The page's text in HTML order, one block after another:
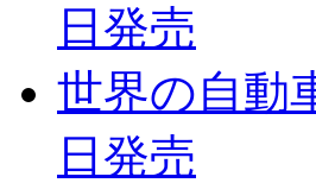
日発売
世界の自動
日発売